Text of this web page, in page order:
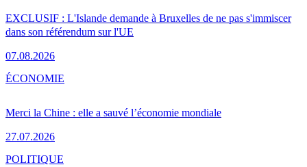
EXCLUSIF : L'Islande demande à Bruxelles de ne pas s'immiscer
dans son référendum sur l'UE
07.08.2026
Merci la Chine : elle a sauvé l’économie mondiale
27.07.2026
ÉCONOMIE
POLITIQUE